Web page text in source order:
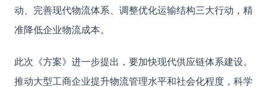
动、完善现代物流体系、调整优化运输结构三大行动，精
准降低企业物流成本。
此次《方案》进一步提出，要加快现代供应链体系建设。
推动大型工商企业提升物流管理水平和社会化程度，科学